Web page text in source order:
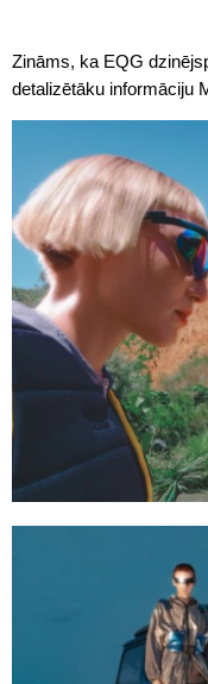
Zināms, ka EQG
detalizētāku informāciju